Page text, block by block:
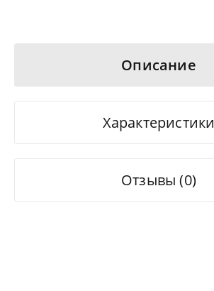
Описание
Характеристики
Отзывы (0)